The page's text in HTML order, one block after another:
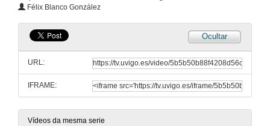
Félix Blanco González
Ocultar
URL:
IFRAME:
Vídeos da mesma serie